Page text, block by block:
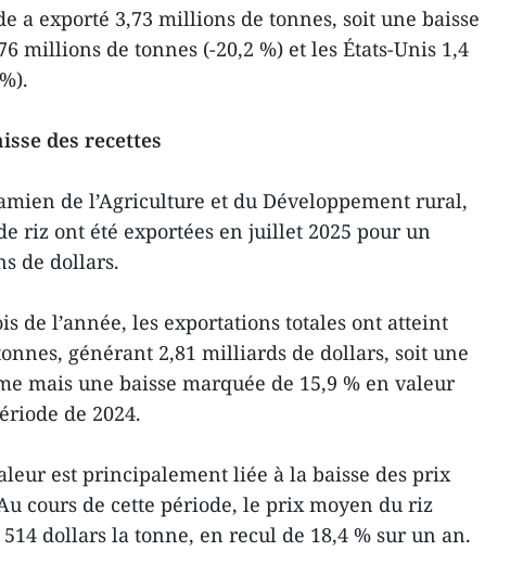
a exporté 3,73 millions de tonnes, soit une baisse
millions de tonnes (-20,2 %) et les États-Unis 1,4
des recettes
de l’Agriculture et du Développement rural,
riz ont été exportées en juillet 2025 pour un
de dollars.
de l’année, les exportations totales ont atteint
générant 2,81 milliards de dollars, soit une
mais une baisse marquée de 15,9 % en valeur
de 2024.
est principalement liée à la baisse des prix
cours de cette période, le prix moyen du riz
dollars la tonne, en recul de 18,4 % sur un an.